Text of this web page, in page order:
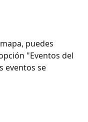
puedes
"Eventos del
eventos se